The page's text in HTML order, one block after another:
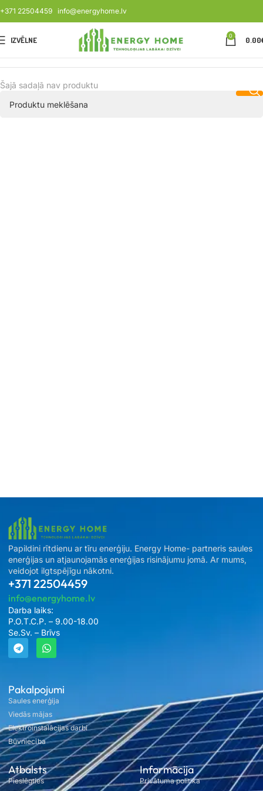
+371 22504459 info@energyhome.lv
IZVĒLNE 0 0.00
Šajā sadaļā nav produktu
Pakalpojumi
Saules enerģija
Viedās mājas
Elektroinstalācijas darbi
Būvniecība
Atbalsts
Pieslēgties
Informācija
Privātuma politika
Papildini rītdienu ar tīru enerģiju. Energy Home- partneris saules
enerģijas un atjaunojamās enerģijas risinājumu jomā. Ar mums,
veidojot ilgtspējīgu nākotni.
+371 22504459
info@energyhome.lv
Darba laiks:
P.O.T.C.P. – 9.00-18.00
Se.Sv. – Brīvs